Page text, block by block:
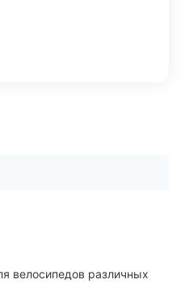
велосипедов различных